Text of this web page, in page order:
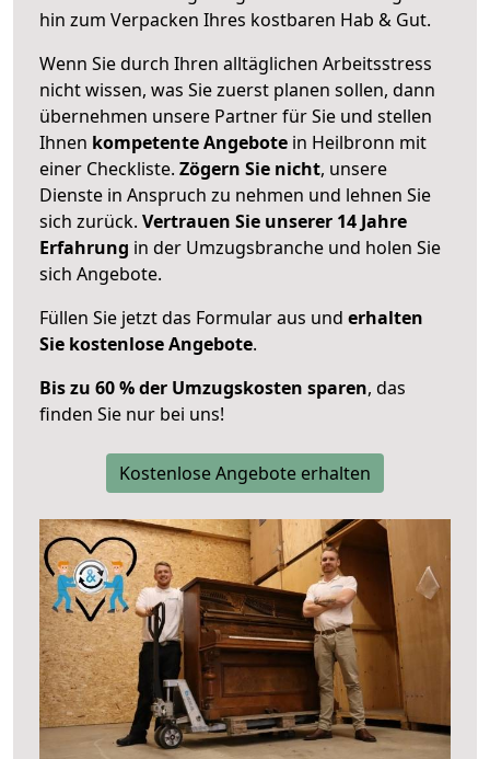
hin zum Verpacken Ihres kostbaren Hab & Gut.
Wenn Sie durch Ihren alltäglichen Arbeitsstress
nicht wissen, was Sie zuerst planen sollen, dann
übernehmen unsere Partner für Sie und stellen
Ihnen kompetente Angebote in Heilbronn mit
einer Checkliste. Zögern Sie nicht, unsere
Dienste in Anspruch zu nehmen und lehnen Sie
sich zurück. Vertrauen Sie unserer 14 Jahre
Erfahrung in der Umzugsbranche und holen Sie
sich Angebote.
Füllen Sie jetzt das Formular aus und erhalten
Sie kostenlose Angebote.
Bis zu 60 % der Umzugskosten sparen, das
finden Sie nur bei uns!
Kostenlose Angebote erhalten